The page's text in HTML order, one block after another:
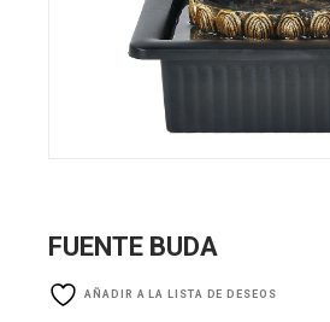
FUENTE BUDA
AÑADIR A LA LISTA DE DESEOS